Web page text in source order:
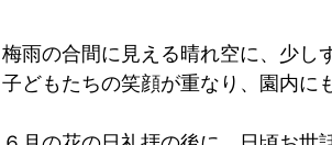
梅雨の合間に見える晴れ空に、少し
子どもたちの笑顔が重なり、園内に